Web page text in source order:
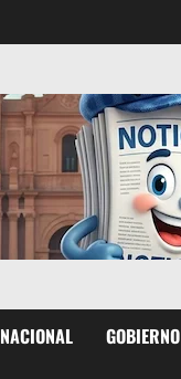
NACIONAL GOBIERNO